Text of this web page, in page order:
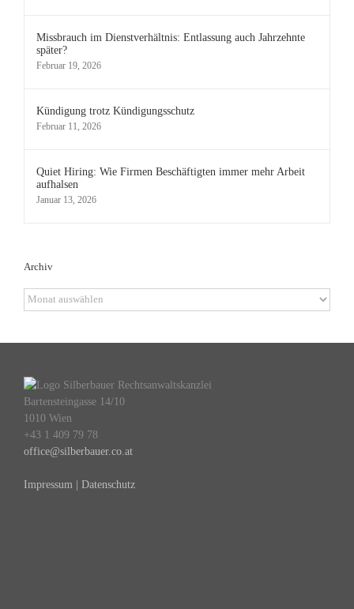
Missbrauch im Dienstverhältnis: Entlassung auch Jahrzehnte
später?
Februar 19, 2026
Kündigung trotz Kündigungsschutz
Februar 11, 2026
Quiet Hiring: Wie Firmen Beschäftigten immer mehr Arbeit
aufhalsen
Januar 13, 2026
Archiv
Archiv
Bartensteingasse 14/10
1010 Wien
+43 1 409 79 78
office@silberbauer.co.at
Impressum | Datenschutz